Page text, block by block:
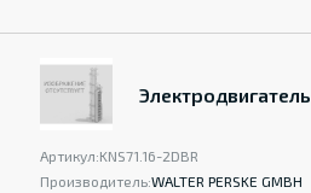
Артикул:KNS71.16-2DBR
Производитель:WALTER PERSKE GMBH